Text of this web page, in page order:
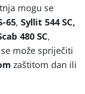
mogu se
65, Syllit 544 SC,
480 SC,
može spriječiti
zaštitom dan ili